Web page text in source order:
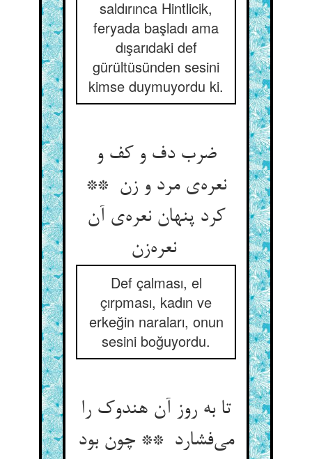
saldırınca Hintlicik,
feryada başladı ama
dışarıdaki def
gürültüsünden sesini
kimse duymuyordu ki.
ضرب دف و کف و
نعره‌ی مرد و زن **
کرد پنهان نعره‌ی آن
نعره‌زن
Def çalması, el
çırpması, kadın ve
erkeğin naraları, onun
sesini boğuyordu.
تا به روز آن هندوک را
می‌فشارد ** چون بود